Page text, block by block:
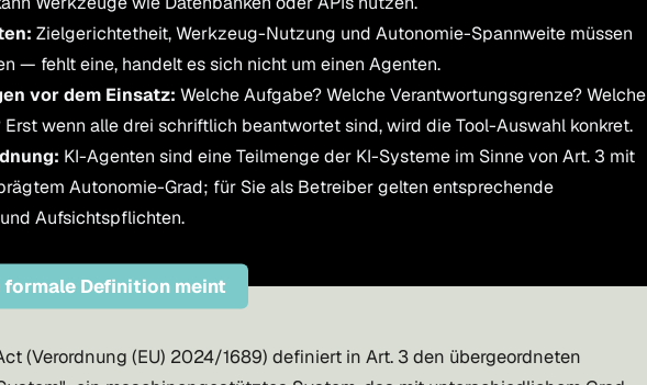
Zielgerichtetheit, Werkzeug-Nutzung und Autonomie-Spannweite müssen
— fehlt eine, handelt es sich nicht um einen Agenten.
vor dem Einsatz: Welche Aufgabe? Welche Verantwortungsgrenze? Welche
Erst wenn alle drei schriftlich beantwortet sind, wird die Tool-Auswahl konkret.
KI-Agenten sind eine Teilmenge der KI-Systeme im Sinne von Art. 3 mit
Autonomie-Grad; für Sie als Betreiber gelten entsprechende
Aufsichtspflichten.
formale Definition meint
(Verordnung (EU) 2024/1689) definiert in Art. 3 den übergeordneten